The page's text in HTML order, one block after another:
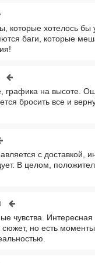
которые хотелось
баги, которые
графика на высоте.
бросить все и
с доставкой,
В целом,
чувства.
но есть